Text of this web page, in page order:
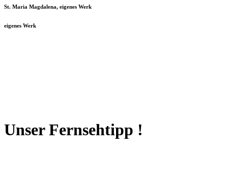
St. Maria Magdalena, eigenes Werk
eigenes Werk
Unser Fernsehtipp !